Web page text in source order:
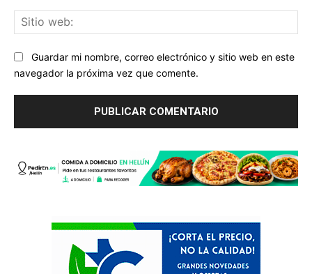
Guardar mi nombre, correo electrónico y sitio web en este
navegador la próxima vez que comente.